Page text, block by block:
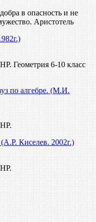
в опасность и не
Аристотель
Геометрия 6-10 класс
по алгебре. (М.И.
Киселев. 2002г.)